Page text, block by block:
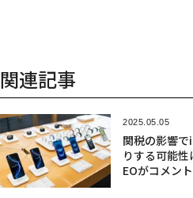
関連記事
2025.05.05
関税の影響
りする可能
EOがコメント